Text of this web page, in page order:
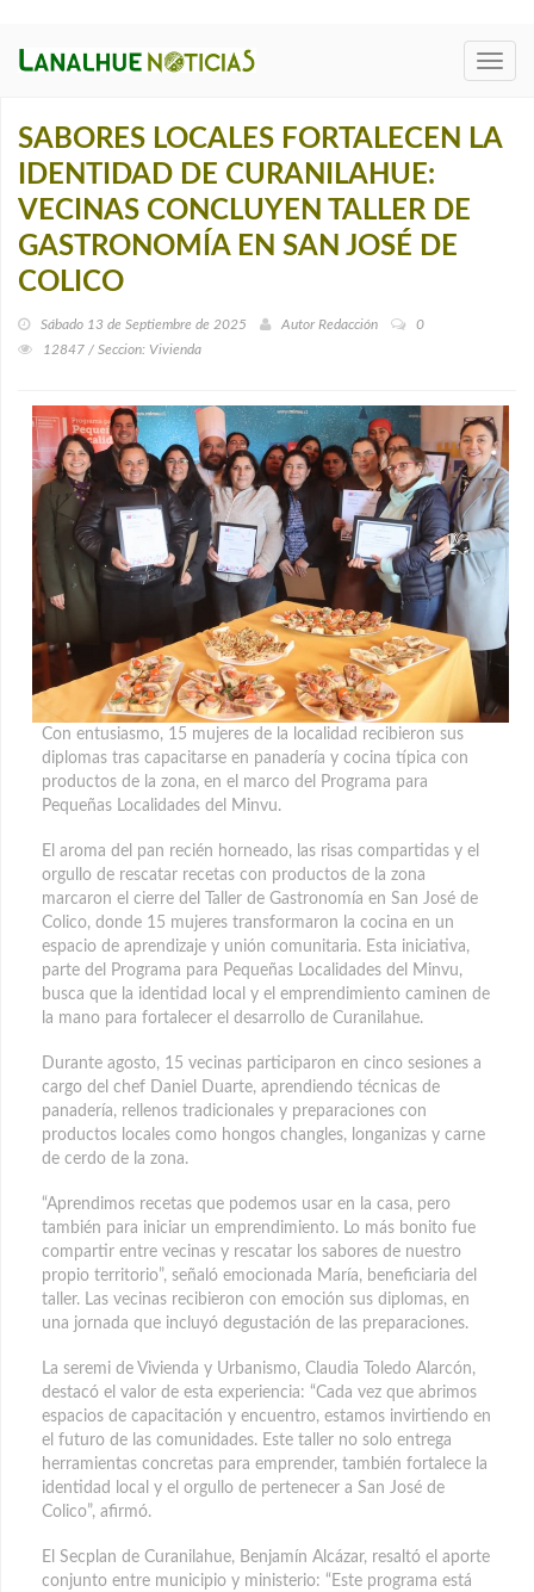
SABORES LOCALES FORTALECEN LA
IDENTIDAD DE CURANILAHUE:
VECINAS CONCLUYEN TALLER DE
GASTRONOMÍA EN SAN JOSÉ DE
COLICO
Sábado 13 de Septiembre de 2025 Autor Redacción
0
12847 / Seccion: Vivienda
Con entusiasmo, 15 mujeres de la localidad recibieron sus
diplomas tras capacitarse en panadería y cocina típica con
productos de la zona, en el marco del Programa para
Pequeñas Localidades del Minvu.
El aroma del pan recién horneado, las risas compartidas y el
orgullo de rescatar recetas con productos de la zona
marcaron el cierre del Taller de Gastronomía en San José de
Colico, donde 15 mujeres transformaron la cocina en un
espacio de aprendizaje y unión comunitaria. Esta iniciativa,
parte del Programa para Pequeñas Localidades del Minvu,
busca que la identidad local y el emprendimiento caminen de
la mano para fortalecer el desarrollo de Curanilahue.
Durante agosto, 15 vecinas participaron en cinco sesiones a
cargo del chef Daniel Duarte, aprendiendo técnicas de
panadería, rellenos tradicionales y preparaciones con
productos locales como hongos changles, longanizas y carne
de cerdo de la zona.
“Aprendimos recetas que podemos usar en la casa, pero
también para iniciar un emprendimiento. Lo más bonito fue
compartir entre vecinas y rescatar los sabores de nuestro
propio territorio”, señaló emocionada María, beneficiaria del
taller. Las vecinas recibieron con emoción sus diplomas, en
una jornada que incluyó degustación de las preparaciones.
La seremi de Vivienda y Urbanismo, Claudia Toledo Alarcón,
destacó el valor de esta experiencia: “Cada vez que abrimos
espacios de capacitación y encuentro, estamos invirtiendo en
el futuro de las comunidades. Este taller no solo entrega
herramientas concretas para emprender, también fortalece la
identidad local y el orgullo de pertenecer a San José de
Colico”, afirmó.
El Secplan de Curanilahue, Benjamín Alcázar, resaltó el aporte
conjunto entre municipio y ministerio: “Este programa está